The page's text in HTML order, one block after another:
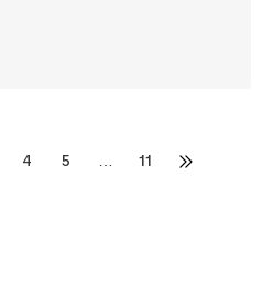
4 5 … 11
다음